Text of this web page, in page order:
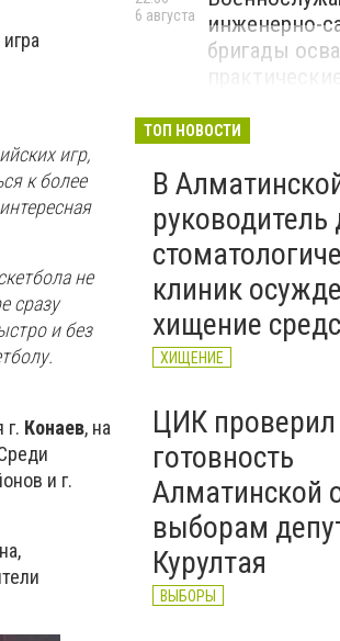
игр,
к более
не
сразу
и без
г. Конаев, на
и г.
инженерно-
бригады
6 августа
ТОП НОВОСТИ
В
руководитель
клиник
хищение
ХИЩЕНИЕ
ЦИК проверил
готовность
Алматинской
выборам
Курултая
ВЫБОРЫ